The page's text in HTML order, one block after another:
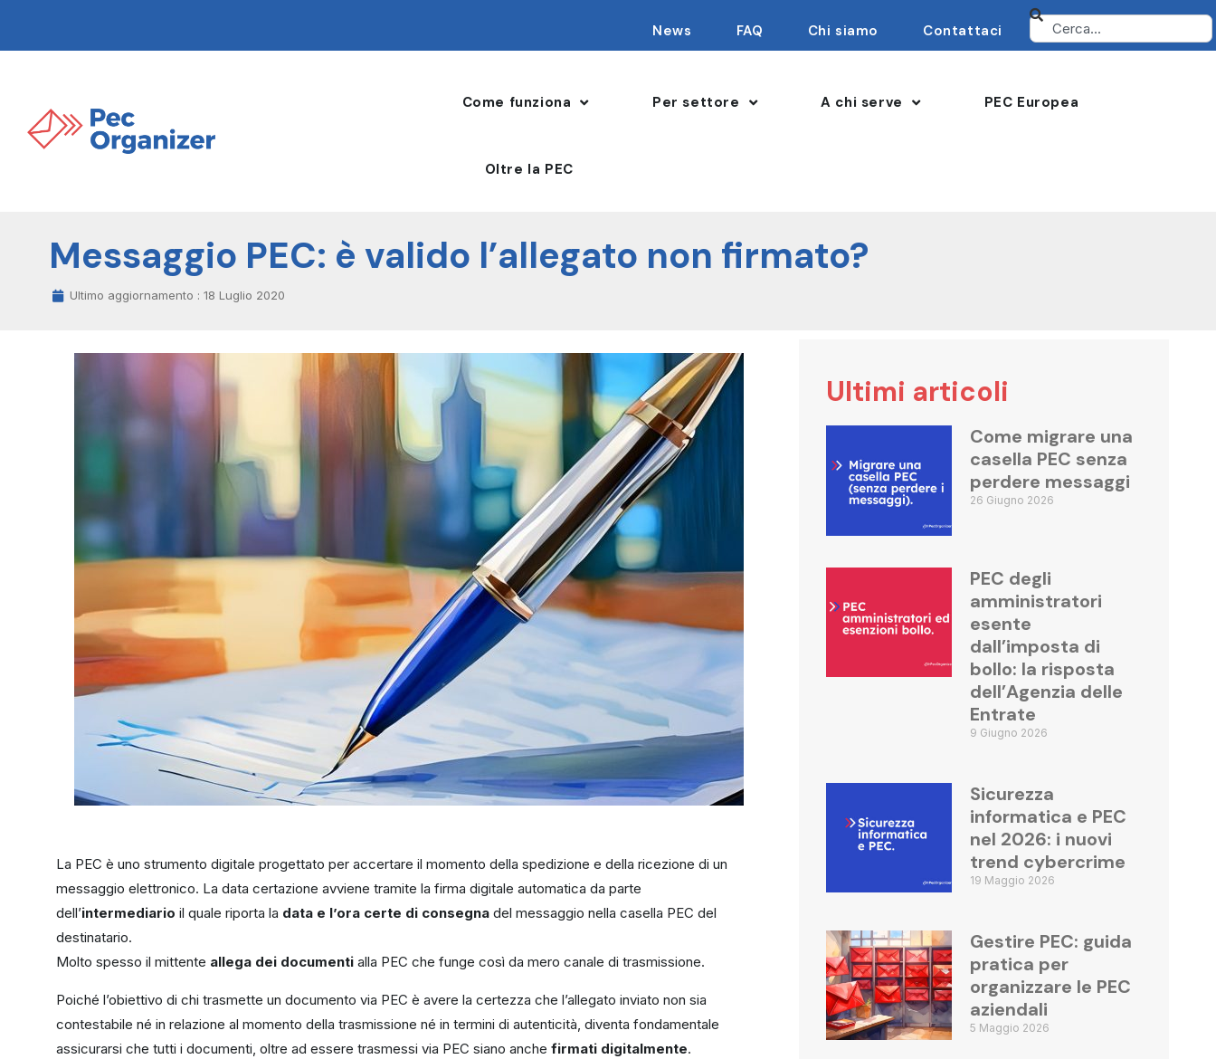
News FAQ Chi siamo Contattaci
Come funziona Per settore A chi serve PEC Europea
Oltre la PEC
Messaggio PEC: è valido l’allegato non firmato?
Ultimo aggiornamento : 18 Luglio 2020
La PEC è uno strumento digitale progettato per accertare il momento della spedizione e della ricezione di un
messaggio elettronico. La data certazione avviene tramite la firma digitale automatica da parte
dell’intermediario il quale riporta la data e l’ora certe di consegna del messaggio nella casella PEC del
destinatario.
Molto spesso il mittente allega dei documenti alla PEC che funge così da mero canale di trasmissione.
Poiché l’obiettivo di chi trasmette un documento via PEC è avere la certezza che l’allegato inviato non sia
contestabile né in relazione al momento della trasmissione né in termini di autenticità, diventa fondamentale
assicurarsi che tutti i documenti, oltre ad essere trasmessi via PEC siano anche firmati digitalmente.
Ultimi articoli
Come migrare una
casella PEC senza
perdere messaggi
26 Giugno 2026
PEC degli
amministratori
esente
dall’imposta di
bollo: la risposta
dell’Agenzia delle
Entrate
9 Giugno 2026
Sicurezza
informatica e PEC
nel 2026: i nuovi
trend cybercrime
19 Maggio 2026
Gestire PEC: guida
pratica per
organizzare le PEC
aziendali
5 Maggio 2026